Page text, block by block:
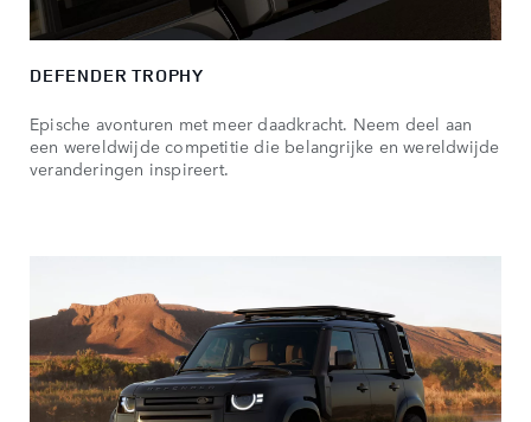
DEFENDER TROPHY
Epische avonturen met meer daadkracht. Neem deel aan
een wereldwijde competitie die belangrijke en wereldwijde
veranderingen inspireert.